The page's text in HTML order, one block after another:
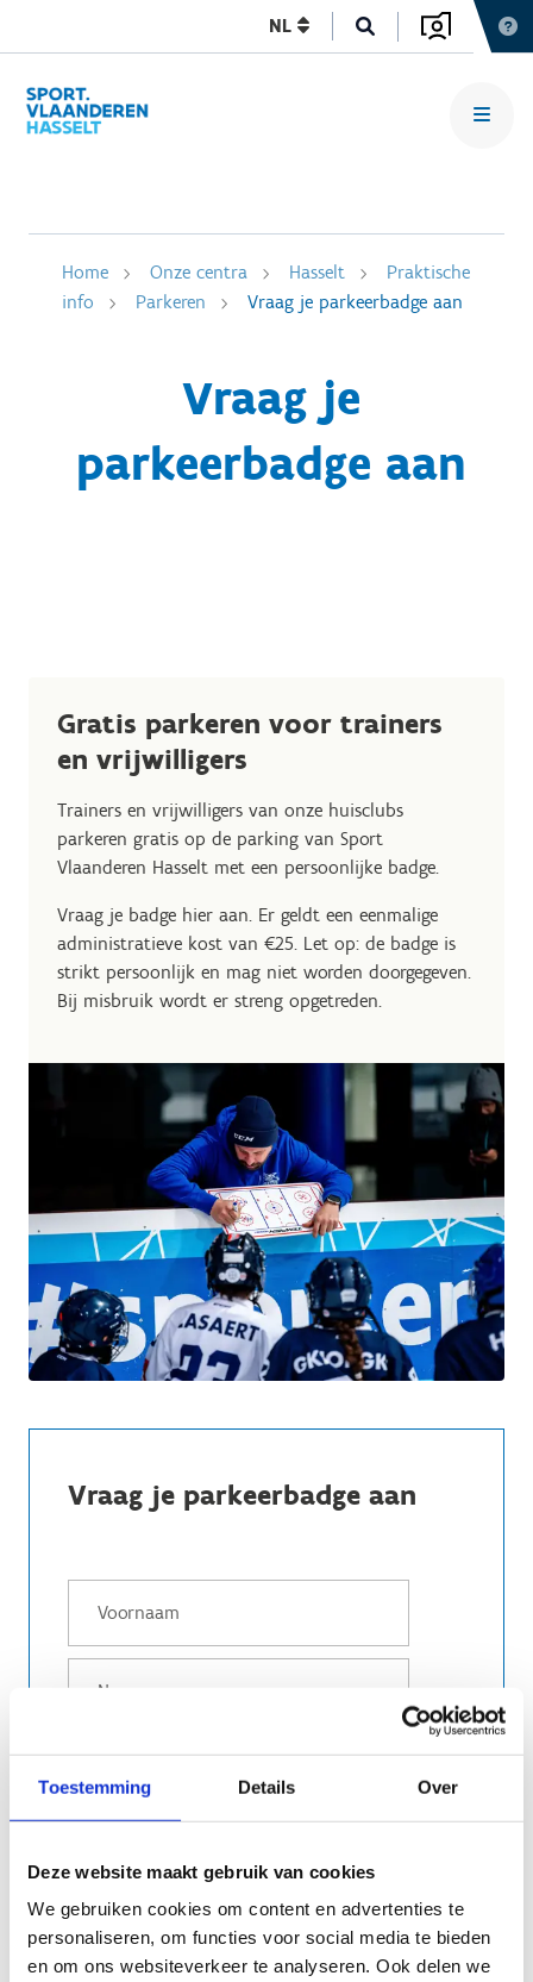
Toestemming Details Over
Deze website maakt gebruik van cookies
We gebruiken cookies om content en advertenties te
personaliseren, om functies voor social media te bieden
en om ons websiteverkeer te analyseren. Ook delen we
NL
Home Onze centra Hasselt
Praktische
info
Parkeren Vraag je parkeerbadge aan
Vraag je
parkeerbadge aan
Gratis parkeren voor trainers
en vrijwilligers
Trainers en vrijwilligers van onze huisclubs
parkeren gratis op de parking van Sport
Vlaanderen Hasselt met een persoonlijke badge.
Vraag je badge hier aan. Er geldt een eenmalige
administratieve kost van €25. Let op: de badge is
strikt persoonlijk en mag niet worden doorgegeven.
Bij misbruik wordt er streng opgetreden.
Vraag je parkeerbadge aan